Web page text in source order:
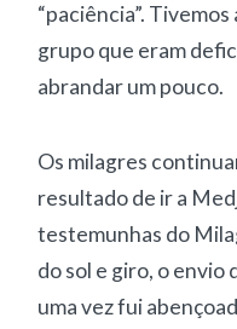
“paciência”.
grupo que eram
abrandar um pouco.
Os milagres
resultado de ir a
testemunhas do
do sol e giro, o envio
uma vez fui